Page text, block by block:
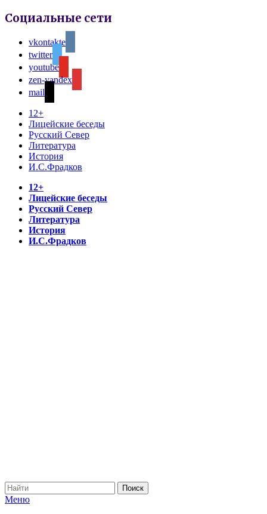
Социальные сети
vkontakte
twitter
youtube
zen-yandex
mail
12+
Лицейские беседы
Русский Север
Литература
История
И.С.Фрадков
12+
Лицейские беседы
Русский Север
Литература
История
И.С.Фрадков
Меню